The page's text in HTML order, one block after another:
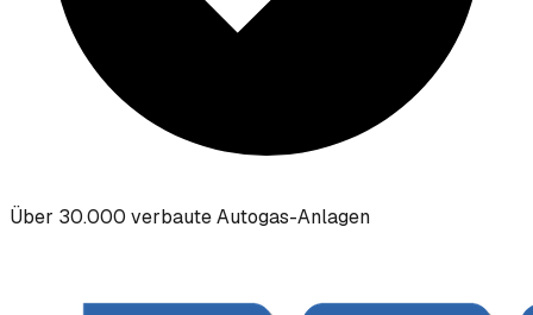
Über 30.000 verbaute Autogas-Anlagen